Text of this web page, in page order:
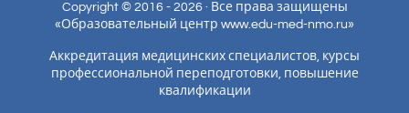
Copyright © 2016 - 2026 · Все права защищены
«Образовательный центр www.edu-med-nmo.ru»
Аккредитация медицинских специалистов, курсы
профессиональной переподготовки, повышение
квалификации